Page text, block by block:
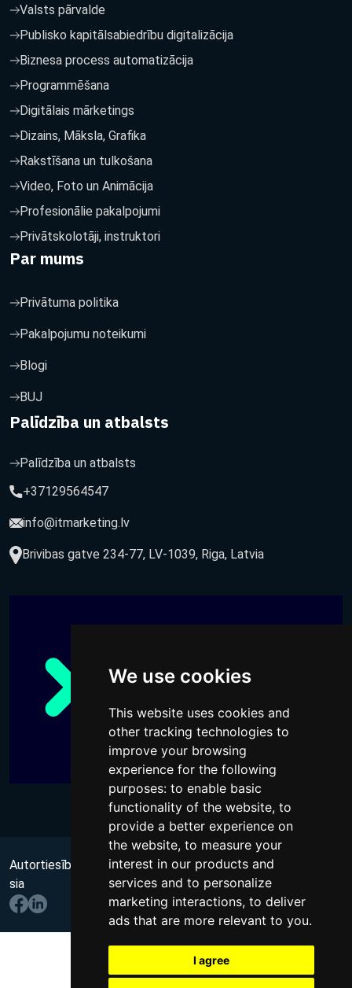
We use cookies
This website uses cookies and
other tracking technologies to
improve your browsing
experience for the following
purposes: to enable basic
functionality of the website, to
provide a better experience on
the website, to measure your
interest in our products and
services and to personalize
marketing interactions, to deliver
ads that are more relevant to you.
I agree
Valsts pārvalde
Publisko kapitālsabiedrību digitalizācija
Biznesa process automatizācija
Programmēšana
Digitālais mārketings
Dizains, Māksla, Grafika
Rakstīšana un tulkošana
Video, Foto un Animācija
Profesionālie pakalpojumi
Privātskolotāji, instruktori
Par mums
Privātuma politika
Pakalpojumu noteikumi
Blogi
BUJ
Palīdzība un atbalsts
Palīdzība un atbalsts
+37129564547
info@itmarketing.lv
Brivibas gatve 234-77, LV-1039, Riga, Latvia
Autortiesības @ 2026 Visas tiesības aizsargātas
sia